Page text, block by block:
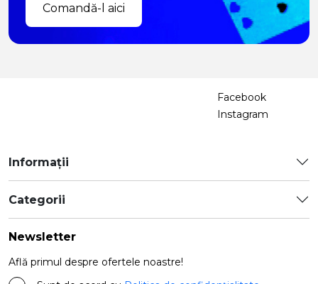
Comandă-l aici
Facebook
Instagram
Informații
Categorii
Newsletter
Află primul despre ofertele noastre!